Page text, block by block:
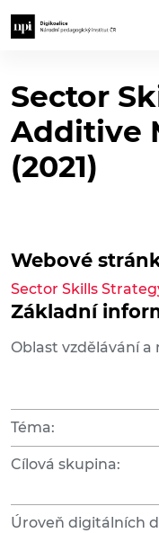
Sector
Additive
(2021)
Základní
Oblast vzdělávání a
Téma:
Cílová skupina:
Úroveň digitálních
Webové
Sector Skills